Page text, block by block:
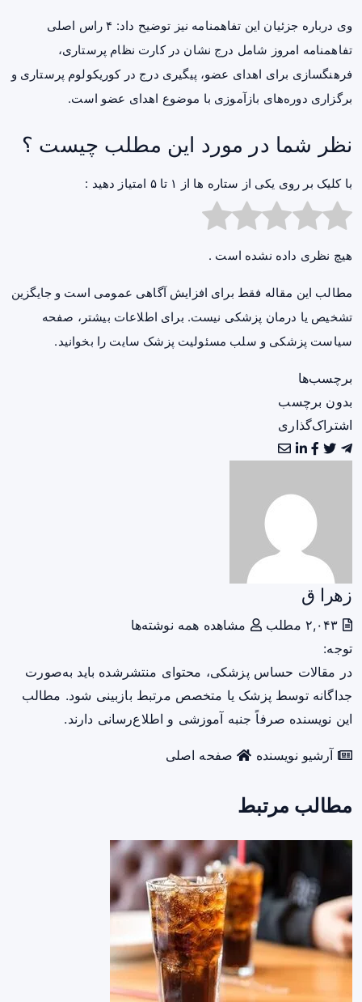
وی درباره جزئیان این تفاهمنامه نیز توضیح داد: ۴ راس اصلی
تفاهمنامه امروز شامل درج نشان در کارت نظام پرستاری،
فرهنگسازی برای اهدای عضو، پیگیری درج در کوریکولوم پرستاری و
برگزاری دوره‌های بازآموزی با موضوع اهدای عضو است.
نظر شما در مورد این مطلب چیست ؟
با کلیک بر روی یکی از ستاره ها از ۱ تا ۵ امتیاز دهید :
هیچ نظری داده نشده است .
مطالب این مقاله فقط برای افزایش آگاهی عمومی است و جایگزین
تشخیص یا درمان پزشکی نیست. برای اطلاعات بیشتر، صفحه
سیاست پزشکی و سلب مسئولیت پزشک سایت را بخوانید.
برچسب‌ها
بدون برچسب
اشتراک‌گذاری
زهرا ق
مشاهده همه نوشته‌ها
توجه:
در مقالات حساس پزشکی، محتوای منتشرشده باید به‌صورت
جداگانه توسط پزشک یا متخصص مرتبط بازبینی شود. مطالب
این نویسنده صرفاً جنبه آموزشی و اطلاع‌رسانی دارند.
آرشیو نویسنده صفحه اصلی
مطالب مرتبط